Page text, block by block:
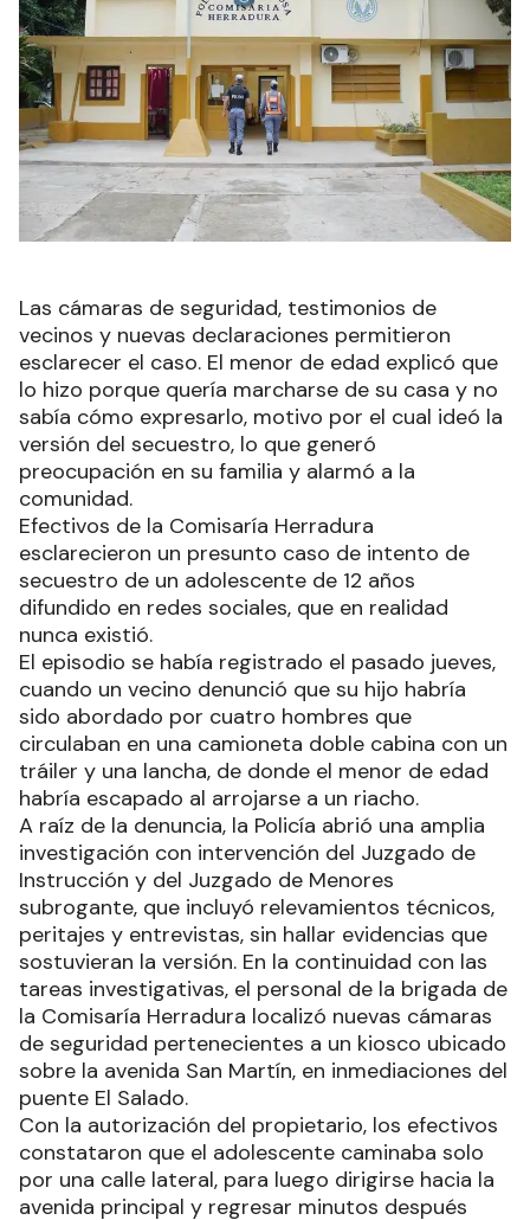
Las cámaras de seguridad, testimonios de
vecinos y nuevas declaraciones permitieron
esclarecer el caso. El menor de edad explicó que
lo hizo porque quería marcharse de su casa y no
sabía cómo expresarlo, motivo por el cual ideó la
versión del secuestro, lo que generó
preocupación en su familia y alarmó a la
comunidad.
Efectivos de la Comisaría Herradura
esclarecieron un presunto caso de intento de
secuestro de un adolescente de 12 años
difundido en redes sociales, que en realidad
nunca existió.
El episodio se había registrado el pasado jueves,
cuando un vecino denunció que su hijo habría
sido abordado por cuatro hombres que
circulaban en una camioneta doble cabina con un
tráiler y una lancha, de donde el menor de edad
habría escapado al arrojarse a un riacho.
A raíz de la denuncia, la Policía abrió una amplia
investigación con intervención del Juzgado de
Instrucción y del Juzgado de Menores
subrogante, que incluyó relevamientos técnicos,
peritajes y entrevistas, sin hallar evidencias que
sostuvieran la versión. En la continuidad con las
tareas investigativas, el personal de la brigada de
la Comisaría Herradura localizó nuevas cámaras
de seguridad pertenecientes a un kiosco ubicado
sobre la avenida San Martín, en inmediaciones del
puente El Salado.
Con la autorización del propietario, los efectivos
constataron que el adolescente caminaba solo
por una calle lateral, para luego dirigirse hacia la
avenida principal y regresar minutos después